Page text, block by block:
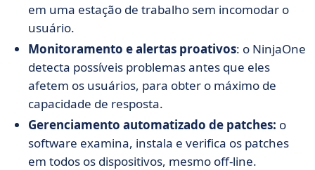
em uma estação de trabalho sem incomodar o
usuário.
Monitoramento e alertas proativos: o NinjaOne
detecta possíveis problemas antes que eles
afetem os usuários, para obter o máximo de
capacidade de resposta.
Gerenciamento automatizado de patches: o
software examina, instala e verifica os patches
em todos os dispositivos, mesmo off-line.